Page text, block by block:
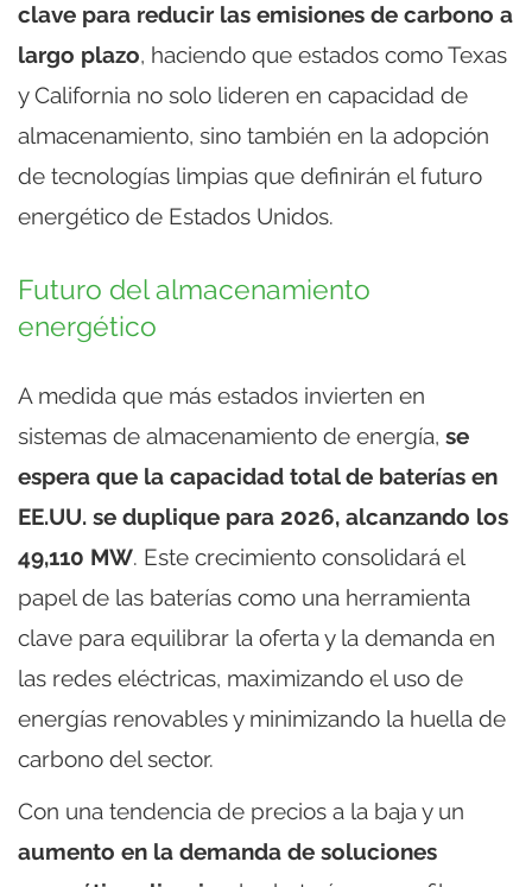
clave para reducir las emisiones de carbono a
largo plazo, haciendo que estados como Texas
y California no solo lideren en capacidad de
almacenamiento, sino también en la adopción
de tecnologías limpias que definirán el futuro
energético de Estados Unidos.
Futuro del almacenamiento
energético
A medida que más estados invierten en
sistemas de almacenamiento de energía, se
espera que la capacidad total de baterías en
EE.UU. se duplique para 2026, alcanzando los
49,110 MW. Este crecimiento consolidará el
papel de las baterías como una herramienta
clave para equilibrar la oferta y la demanda en
las redes eléctricas, maximizando el uso de
energías renovables y minimizando la huella de
carbono del sector.
Con una tendencia de precios a la baja y un
aumento en la demanda de soluciones